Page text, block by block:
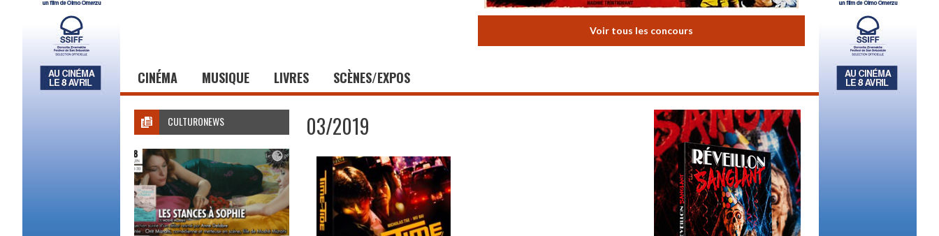
Voir tous les concours
CINÉMA MUSIQUE LIVRES SCÈNES/EXPOS
03/2019
CULTURONEWS